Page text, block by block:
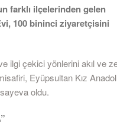
farklı ilçelerinden gelen
100 bininci ziyaretçisini
ilgi çekici yönlerini akıl ve
Eyüpsultan Kız
oldu.